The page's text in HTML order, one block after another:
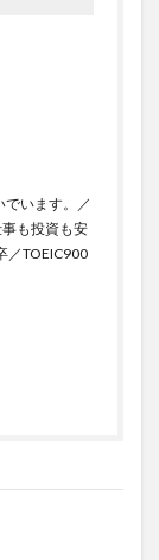
います。／
も投資も安
／TOEIC900